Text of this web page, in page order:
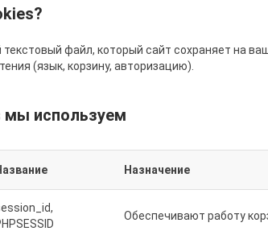
файл, который сайт сохраняет на
(язык, корзину, авторизацию).
мы используем
Назначение
Обеспечивают работу